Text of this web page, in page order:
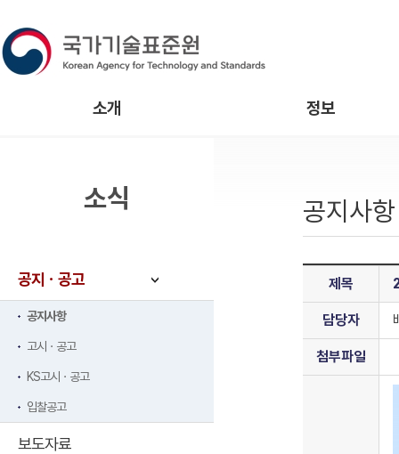
소개 정보
공지사항
제목
담당자
첨부파일
소식
공지ㆍ공고
공지사항
고시ㆍ공고
KS고시ㆍ공고
입찰공고
보도자료